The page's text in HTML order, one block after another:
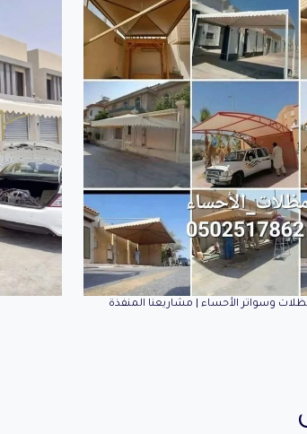
وسواتر الأحساء | مشاريعنا المنفذة